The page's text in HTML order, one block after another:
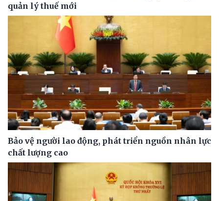
quản lý thuế mới
Bảo vệ người lao động, phát triển nguồn nhân lực
chất lượng cao